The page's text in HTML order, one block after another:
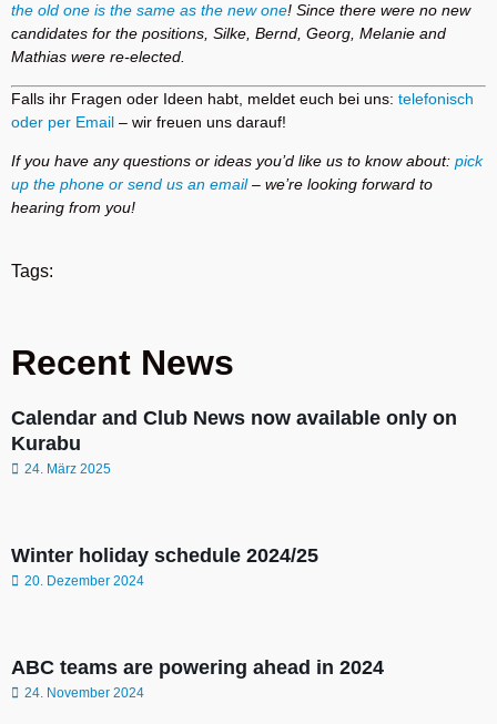
the old one is the same as the new one! Since there were no new
candidates for the positions, Silke, Bernd, Georg, Melanie and
Mathias were re-elected.
Falls ihr Fragen oder Ideen habt, meldet euch bei uns: telefonisch
oder per Email – wir freuen uns darauf!
If you have any questions or ideas you’d like us to know about: pick
up the phone or send us an email– we’re looking forward to
hearing from you!
Tags:
Recent News
Calendar and Club News now available only on
Kurabu
24. März 2025
Winter holiday schedule 2024/25
20. Dezember 2024
ABC teams are powering ahead in 2024
24. November 2024